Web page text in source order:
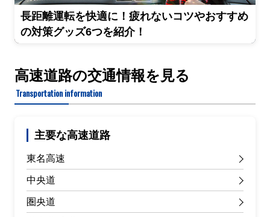
長距離運転を快適に！疲れないコツやおすすめ
の対策グッズ6つを紹介！
高速道路の交通情報を見る
Transportation information
主要な高速道路
東名高速
中央道
圏央道